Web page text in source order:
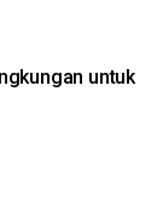
untuk